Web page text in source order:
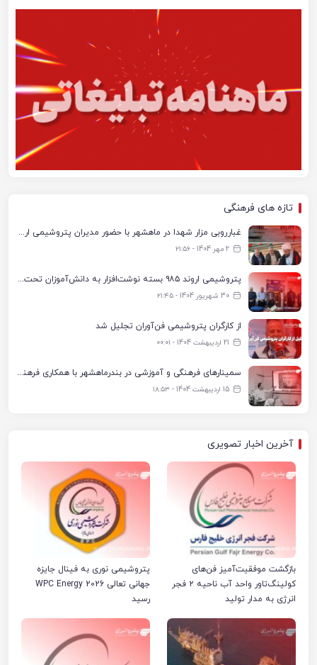
تازه های فرهنگی
غبارروبی مزار شهدا در ماهشهر با حضور مدیران پتروشیمی اروند و مسئولان شهری
2 مهر 1404 - ۲۱:۵۶
پتروشیمی اروند ۹۸۵ بسته نوشت‌افزار به دانش‌آموزان تحت پوشش کمیته امداد بندرماهشهر اهدا کرد
30 شهریور 1404 - ۲۱:۴۵
از کارگران پتروشیمی فن‌آوران تجلیل شد
21 اردیبهشت 1404 - ۰۰:۰۱
سمینارهای فرهنگی و آموزشی در بندرماهشهر با همکاری فرهنگ‌سرای پتروشیمی مارون
15 اردیبهشت 1404 - ۱۸:۵۳
آخرین اخبار تصویری
بازگشت موفقیت‌آمیز فن‌های
کولینگ‌تاور واحد آب ناحیه ۲ فجر
انرژی به مدار تولید
پتروشیمی نوری به فینال جایزه
جهانی تعالی WPC Energy 2026
رسید